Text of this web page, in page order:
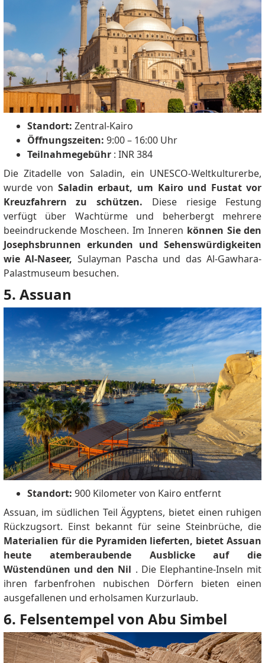
Standort: Zentral-Kairo
Öffnungszeiten: 9:00 – 16:00 Uhr
Teilnahmegebühr: INR 384
Die Zitadelle von Saladin, ein UNESCO-Weltkulturerbe,
wurde von Saladin erbaut, um Kairo und Fustat vor
Kreuzfahrern zu schützen. Diese riesige Festung
verfügt über Wachtürme und beherbergt mehrere
beeindruckende Moscheen.Im Inneren können Sie den
Josephsbrunnen erkunden und Sehenswürdigkeiten
wie Al-Naseer, Sulayman Pascha und das Al-Gawhara-
Palastmuseum besuchen.
5. Assuan
Standort: 900 Kilometer von Kairo entfernt
Assuan, im südlichen Teil Ägyptens, bietet einen ruhigen
Rückzugsort. Einst bekannt für seine Steinbrüche, die
Materialien für die Pyramiden lieferten, bietet Assuan
heute atemberaubende Ausblicke auf die
Wüstendünen und den Nil . Die Elephantine-Inseln mit
ihren farbenfrohen nubischen Dörfern bieten einen
ausgefallenen und erholsamen Kurzurlaub.
6. Felsentempel von Abu Simbel